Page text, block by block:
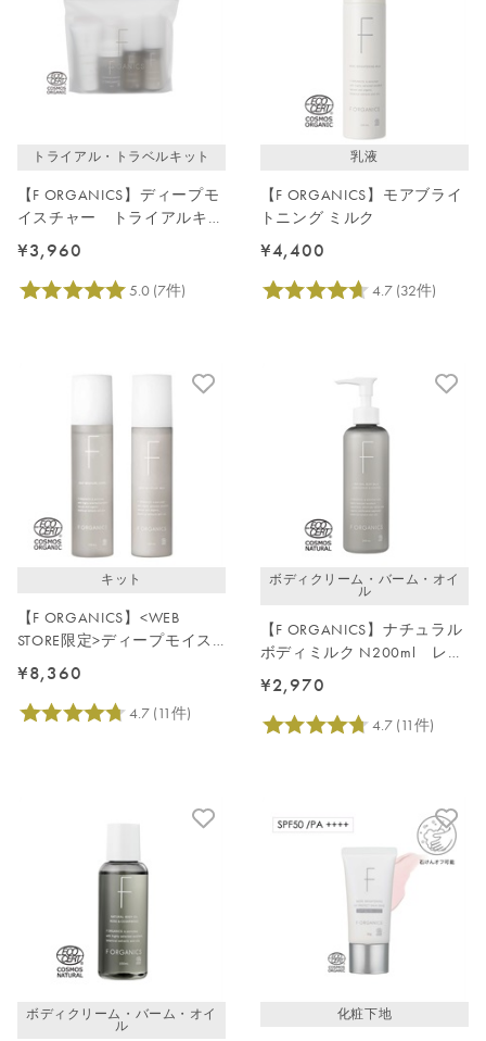
トライアル・トラベルキット
【F ORGANICS】ディープモ
イスチャー トライアルキッ
ト
¥3,960
乳液
【F ORGANICS】モアブライ
トニング ミルク
¥4,400
キット
【F ORGANICS】<WEB
STORE限定>ディープモイス
チャーケアキット
¥8,360
ボディクリーム・バーム・オイ
ル
【F ORGANICS】ナチュラル
ボディミルク N200ml レモ
ングラス＆ジュニパー
¥2,970
ボディクリーム・バーム・オイ
ル
化粧下地